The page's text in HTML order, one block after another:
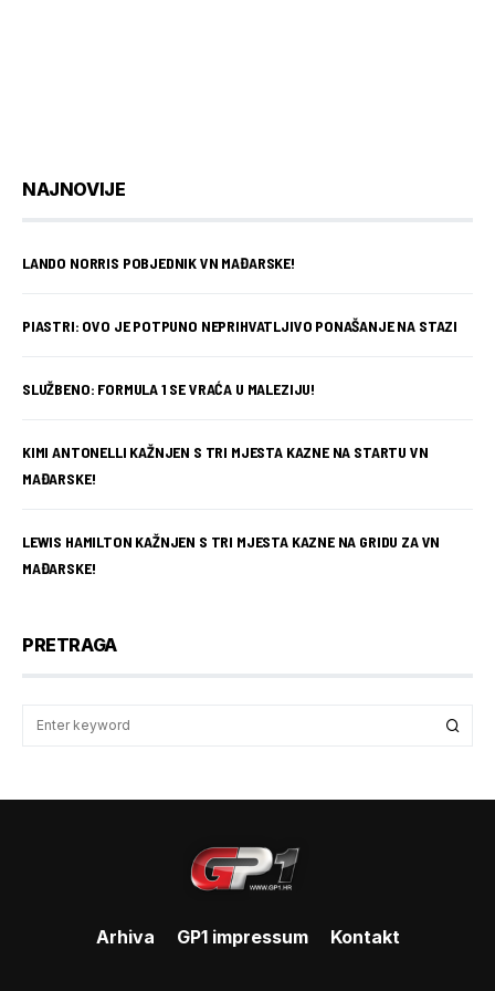
NAJNOVIJE
LANDO NORRIS POBJEDNIK VN MAĐARSKE!
PIASTRI: OVO JE POTPUNO NEPRIHVATLJIVO PONAŠANJE NA STAZI
SLUŽBENO: FORMULA 1 SE VRAĆA U MALEZIJU!
KIMI ANTONELLI KAŽNJEN S TRI MJESTA KAZNE NA STARTU VN
MAĐARSKE!
LEWIS HAMILTON KAŽNJEN S TRI MJESTA KAZNE NA GRIDU ZA VN
MAĐARSKE!
PRETRAGA
Arhiva GP1 impressum Kontakt